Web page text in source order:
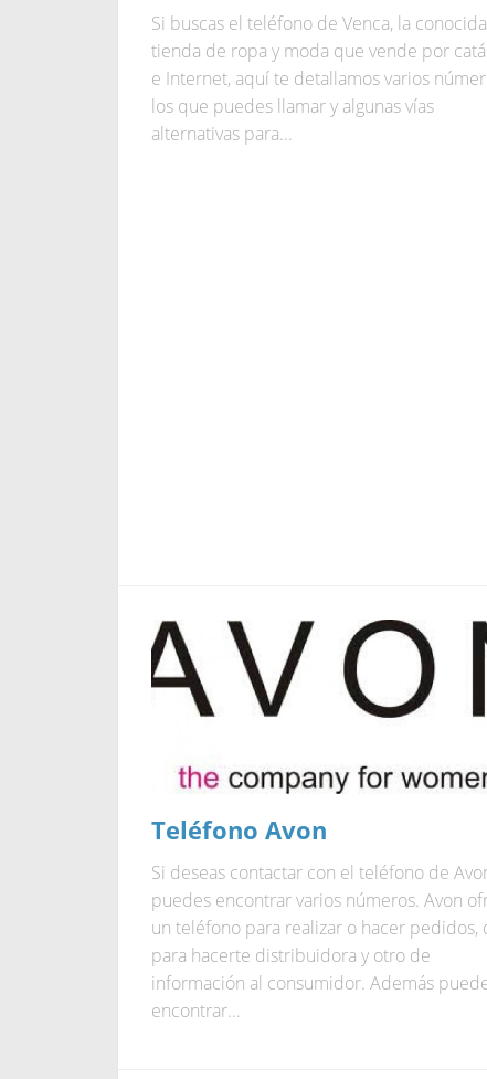
Si buscas el teléfono de Venca, la conocida
tienda de ropa y moda que vende por
e Internet, aquí te detallamos varios
los que puedes llamar y algunas vías
alternativas para...
Teléfono Avon
Si deseas contactar con el teléfono de
puedes encontrar varios números. Avon
un teléfono para realizar o hacer pedidos,
para hacerte distribuidora y otro de
información al consumidor. Además
encontrar...